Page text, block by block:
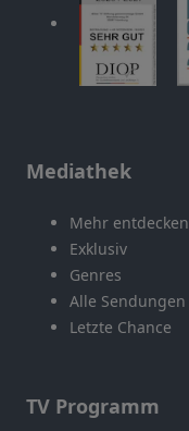
Mediathek
Mehr entdecken
Exklusiv
Genres
Alle Sendungen
Letzte Chance
TV Programm